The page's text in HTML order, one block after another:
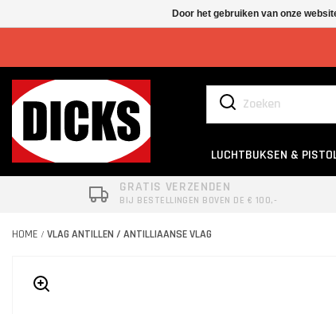
LUCHTBUKSEN &
GRATIS VERZENDEN
BIJ BESTELLINGEN BOVEN DE € 100,-
HOME / VLAG ANTILLEN / ANTILLIAANSE VLAG
Door het gebruiken van onze